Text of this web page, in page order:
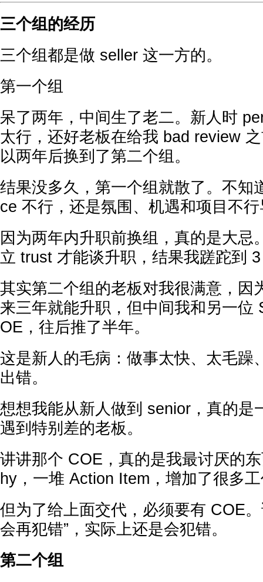
三个组的经历
三个组都是做 seller 这一方的。
第一个组
呆了两年，中间生了老二。新人时
太行，还好老板在给我 bad review
以两年后换到了第二个组。
结果没多久，第一个组就散了。不知
ce 不行，还是氛围、机遇和项目不
因为两年内升职前换组，真的是大忌
立 trust 才能谈升职，结果我蹉跎到
其实第二个组的老板对我很满意，因
来三年就能升职，但中间我和另一位
OE，往后推了半年。
这是新人的毛病：做事太快、太毛躁
出错。
想想我能从新人做到 senior，真的是
遇到特别差的老板。
讲讲那个 COE，真的是我最讨厌的
hy，一堆 Action Item，增加了很多
但为了给上面交代，必须要有 COE
会再犯错”，实际上还是会犯错。
第二个组